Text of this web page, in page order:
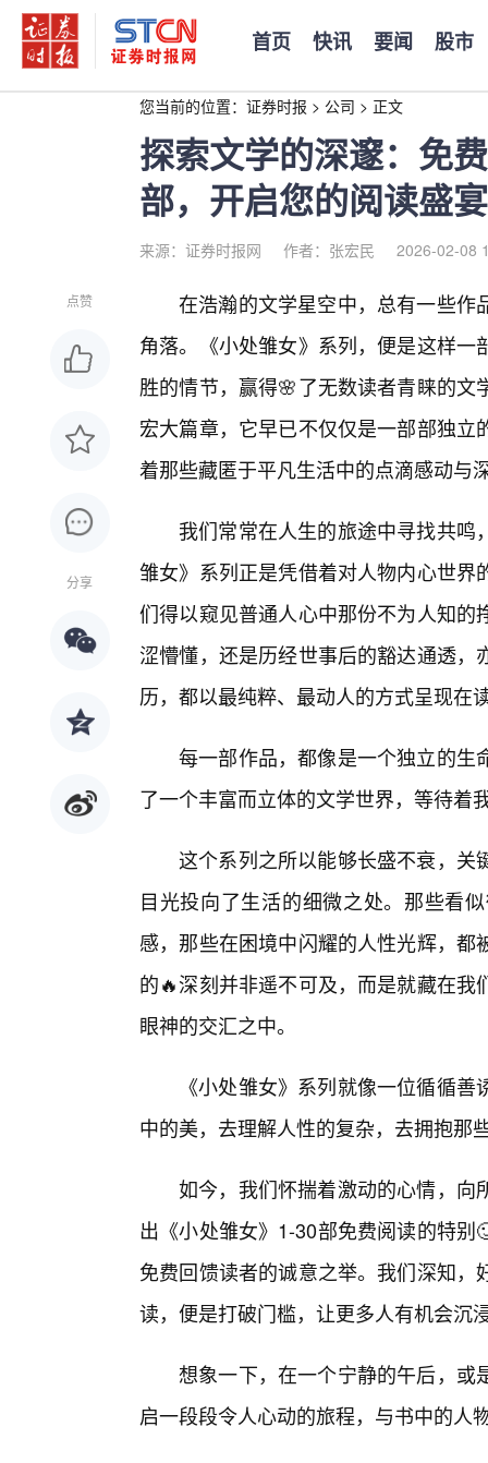
首页 快讯 要闻 股市
您当前的位置： 证券时报 > 公司 > 正文
探索文学的深邃：免
部，开启您的阅读盛宴
来源：证券时报网 作者：张宏民 2026-02-08
点赞
分享
在浩瀚的文学星空中，总有一些作
角落。《小处雏女》系列，便是这样
胜的情节，赢得🌸了无数读者青睐的
宏大篇章，它早已不仅仅是一部部独
着那些藏匿于平凡生活中的点滴感动与
我们常常在人生的旅途中寻找共
雏女》系列正是凭借着对人物内心世
们得以窥见普通人心中那份不为人知
涩懵懂，还是历经世事后的豁达通透
历，都以最纯粹、最动人的方式呈现在
每一部作品，都像是一个独立的生
了一个丰富而立体的文学世界，等待着
这个系列之所以能够长盛不衰，关
目光投向了生活的细微之处。那些看
感，那些在困境中闪耀的人性光辉，
的🔥深刻并非遥不可及，而是就藏在
眼神的交汇之中。
《小处雏女》系列就像一位循循
中的美，去理解人性的复杂，去拥抱那
如今，我们怀揣着激动的心情，向
出《小处雏女》1-30部免费阅读的特
免费回馈读者的诚意之举。我们深知
读，便是打破门槛，让更多人有机会沉
想象一下，在一个宁静的午后，或
启一段段令人心动的旅程，与书中的人